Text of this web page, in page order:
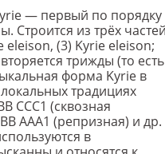
— первый по порядку
Строится из трёх
eleison, (3) Kyrie eleison;
трижды (то есть
форма Kyrie в
традициях
CCC1 (сквозная
AAA1 (репризная) и др.
в